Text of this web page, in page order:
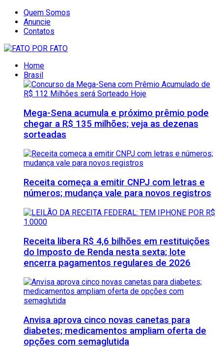
Quem Somos
Anuncie
Contatos
Home
Brasil
Mega-Sena acumula e próximo prêmio pode
chegar a R$ 135 milhões; veja as dezenas
sorteadas
Receita começa a emitir CNPJ com letras e
números; mudança vale para novos registros
Receita libera R$ 4,6 bilhões em restituições
do Imposto de Renda nesta sexta; lote
encerra pagamentos regulares de 2026
Anvisa aprova cinco novas canetas para
diabetes; medicamentos ampliam oferta de
opções com semaglutida